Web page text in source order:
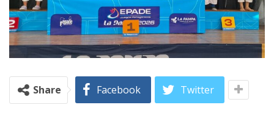
Share Facebook Twitter